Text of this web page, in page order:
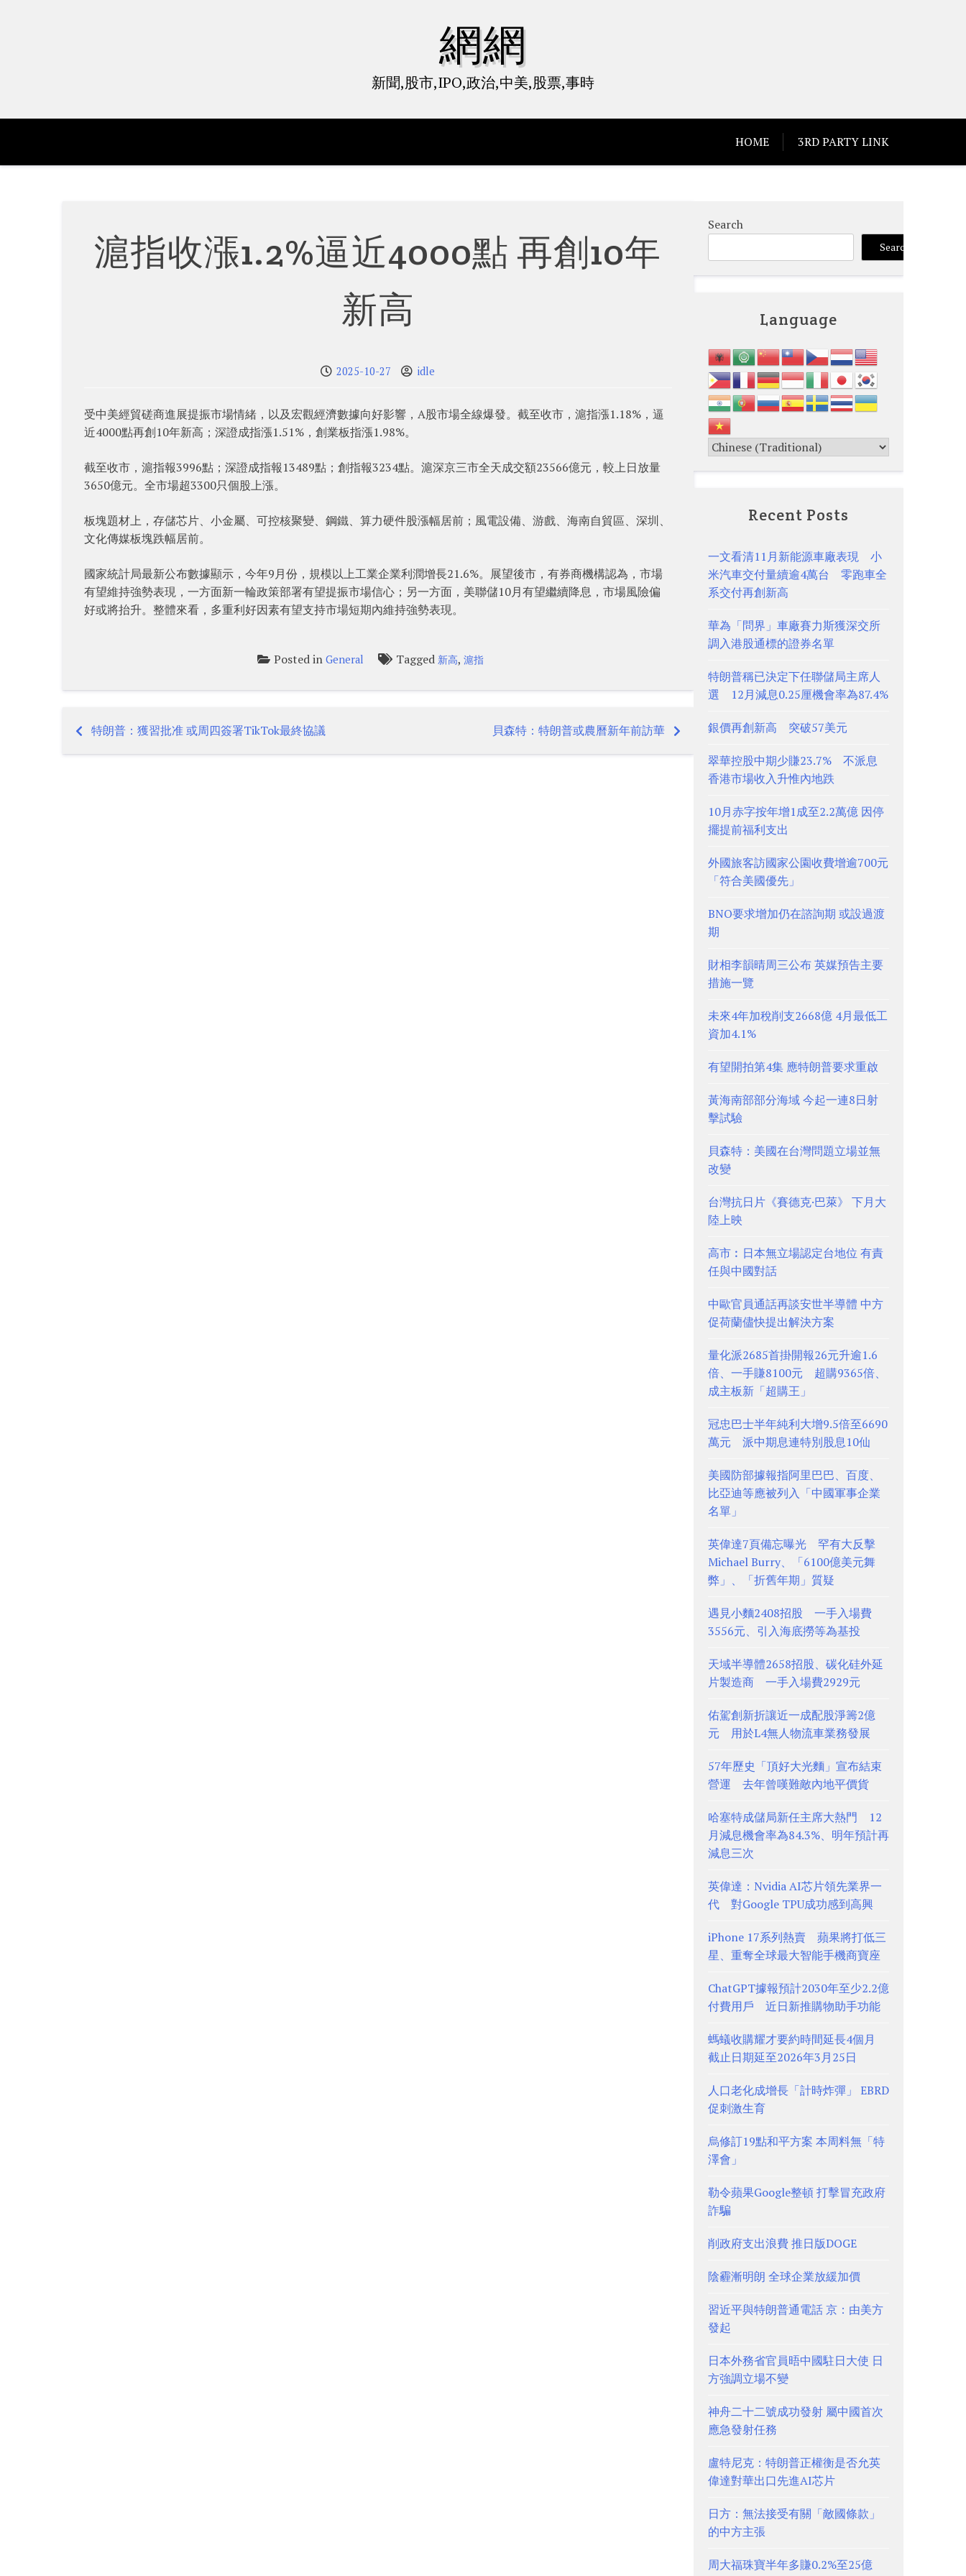
網網
新聞,股市,IPO,政治,中美,股票,事時
HOME 3RD PARTY LINK
滬指收漲1.2%逼近4000點 再創10年
新高
2025-10-27 idle
受中美經貿磋商進展提振市場情緒，以及宏觀經濟數據向好影響，A股市場全線爆發。截至收市，滬指漲1.18%，逼
近4000點再創10年新高；深證成指漲1.51%，創業板指漲1.98%。
截至收市，滬指報3996點；深證成指報13489點；創指報3234點。滬深京三市全天成交額23566億元，較上日放量
3650億元。全市場超3300只個股上漲。
板塊題材上，存儲芯片、小金屬、可控核聚變、鋼鐵、算力硬件股漲幅居前；風電設備、游戲、海南自貿區、深圳、
文化傳媒板塊跌幅居前。
國家統計局最新公布數據顯示，今年9月份，規模以上工業企業利潤增長21.6%。展望後市，有券商機構認為，市場
有望維持強勢表現，一方面新一輪政策部署有望提振市場信心；另一方面，美聯儲10月有望繼續降息，市場風險偏
好或將抬升。整體來看，多重利好因素有望支持市場短期內維持強勢表現。
Posted inGeneral Tagged 新高,滬指
Post
特朗普：獲習批准 或周四簽署TikTok最終協議 貝森特：特朗普或農曆新年前訪華
Search
Search
Language
Recent Posts
一文看清11月新能源車廠表現 小
米汽車交付量續逾4萬台 零跑車全
系交付再創新高
華為「問界」車廠賽力斯獲深交所
調入港股通標的證券名單
特朗普稱已決定下任聯儲局主席人
選 12月減息0.25厘機會率為87.4%
銀價再創新高 突破57美元
翠華控股中期少賺23.7% 不派息
香港市場收入升惟內地跌
10月赤字按年增1成至2.2萬億 因停
擺提前福利支出
外國旅客訪國家公園收費增逾700元
「符合美國優先」
BNO要求增加仍在諮詢期 或設過渡
期
財相李韻晴周三公布 英媒預告主要
措施一覽
未來4年加稅削支2668億 4月最低工
資加4.1%
有望開拍第4集 應特朗普要求重啟
黃海南部部分海域 今起一連8日射
擊試驗
貝森特：美國在台灣問題立場並無
改變
台灣抗日片《賽德克·巴萊》 下月大
陸上映
高市︰日本無立場認定台地位 有責
任與中國對話
中歐官員通話再談安世半導體 中方
促荷蘭儘快提出解決方案
量化派2685首掛開報26元升逾1.6
倍、一手賺8100元 超購9365倍、
成主板新「超購王」
冠忠巴士半年純利大增9.5倍至6690
萬元 派中期息連特別股息10仙
美國防部據報指阿里巴巴、百度、
比亞迪等應被列入「中國軍事企業
名單」
英偉達7頁備忘曝光 罕有大反擊
Michael Burry、「6100億美元舞
弊」、「折舊年期」質疑
遇見小麵2408招股 一手入場費
3556元、引入海底撈等為基投
天域半導體2658招股、碳化硅外延
片製造商 一手入場費2929元
佑駕創新折讓近一成配股淨籌2億
元 用於L4無人物流車業務發展
57年歷史「頂好大光麵」宣布結束
營運 去年曾嘆難敵內地平價貨
哈塞特成儲局新任主席大熱門 12
月減息機會率為84.3%、明年預計再
減息三次
英偉達：Nvidia AI芯片領先業界一
代 對Google TPU成功感到高興
iPhone 17系列熱賣 蘋果將打低三
星、重奪全球最大智能手機商寶座
ChatGPT據報預計2030年至少2.2億
付費用戶 近日新推購物助手功能
螞蟻收購耀才要約時間延長4個月
截止日期延至2026年3月25日
人口老化成增長「計時炸彈」 EBRD
促刺激生育
烏修訂19點和平方案 本周料無「特
澤會」
勒令蘋果Google整頓 打擊冒充政府
詐騙
削政府支出浪費 推日版DOGE
陰霾漸明朗 全球企業放緩加價
習近平與特朗普通電話 京：由美方
發起
日本外務省官員晤中國駐日大使 日
方強調立場不變
神舟二十二號成功發射 屬中國首次
應急發射任務
盧特尼克：特朗普正權衡是否允英
偉達對華出口先進AI芯片
日方：無法接受有關「敵國條款」
的中方主張
周大福珠寶半年多賺0.2%至25億